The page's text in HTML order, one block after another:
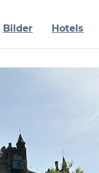
Bilder Hotels